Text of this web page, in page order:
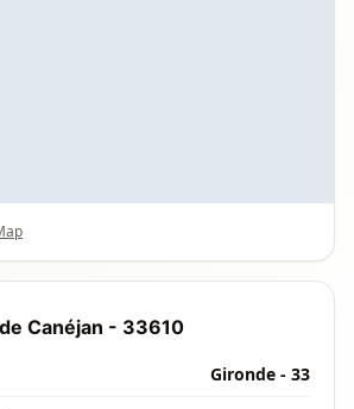
Canéjan - 33610
Gironde - 33